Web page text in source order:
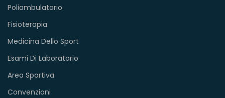
Poliambulatorio
Fisioterapia
Medicina Dello Sport
Esami Di Laboratorio
Area Sportiva
Convenzioni